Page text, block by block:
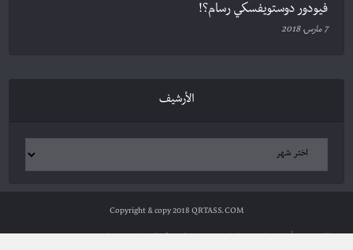
فيودور دوستويفسكي رسام؟!
7 مارس، 2018
الأرشيف
Copyright & copy 2018 QRTASS.COM